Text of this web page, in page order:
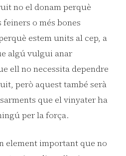
no el donam perquè
o més bones
estem units al cep, a
algú vulgui anar
ell no necessita dependre
però aquest també serà
que el vinyater ha
per la força.
element important que no